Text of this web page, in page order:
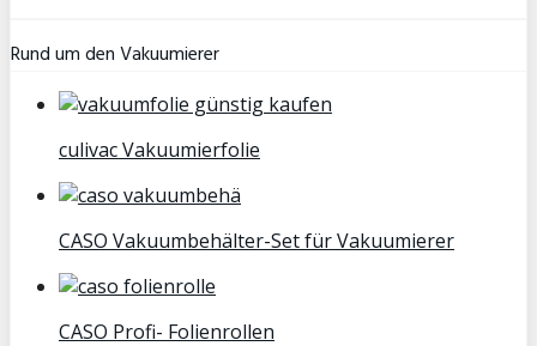
Rund um den Vakuumierer
culivac Vakuumierfolie
CASO Vakuumbehälter-Set für Vakuumierer
CASO Profi- Folienrollen